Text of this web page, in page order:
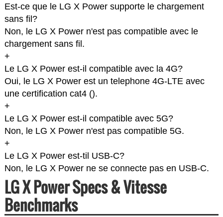
Est-ce que le LG X Power supporte le chargement
sans fil?
Non, le LG X Power n'est pas compatible avec le
chargement sans fil.
+
Le LG X Power est-il compatible avec la 4G?
Oui, le LG X Power est un telephone 4G-LTE avec
une certification cat4 ().
+
Le LG X Power est-il compatible avec 5G?
Non, le LG X Power n'est pas compatible 5G.
+
Le LG X Power est-til USB-C?
Non, le LG X Power ne se connecte pas en USB-C.
LG X Power Specs & Vitesse
Benchmarks